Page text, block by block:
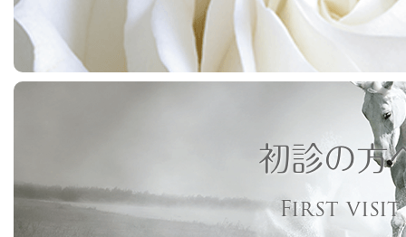
初診の方
First visit